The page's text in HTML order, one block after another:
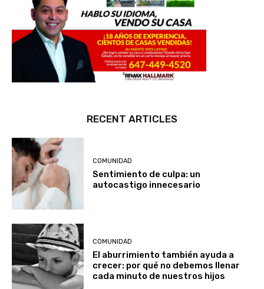
RECENT ARTICLES
COMUNIDAD
Sentimiento de culpa: un
autocastigo innecesario
COMUNIDAD
El aburrimiento también ayuda a
crecer: por qué no debemos llenar
cada minuto de nuestros hijos